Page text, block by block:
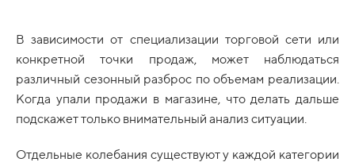
В зависимости от специализации торговой сети или
конкретной точки продаж, может наблюдаться
различный сезонный разброс по объемам реализации.
Когда упали продажи в магазине, что делать дальше
подскажет только внимательный анализ ситуации.
Отдельные колебания существуют у каждой категории